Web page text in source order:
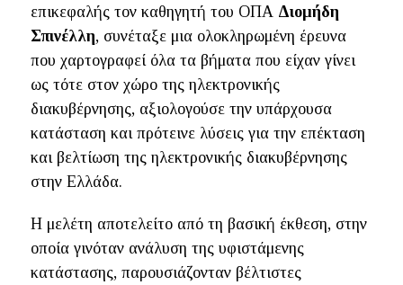
επικεφαλής τον καθηγητή του ΟΠΑ Διομήδη
Σπινέλλη, συνέταξε μια ολοκληρωμένη έρευνα
που χαρτογραφεί όλα τα βήματα που είχαν γίνει
ως τότε στον χώρο της ηλεκτρονικής
διακυβέρνησης, αξιολογούσε την υπάρχουσα
κατάσταση και πρότεινε λύσεις για την επέκταση
και βελτίωση της ηλεκτρονικής διακυβέρνησης
στην Ελλάδα.
Η μελέτη αποτελείτο από τη βασική έκθεση, στην
οποία γινόταν ανάλυση της υφιστάμενης
κατάστασης, παρουσιάζονταν βέλτιστες